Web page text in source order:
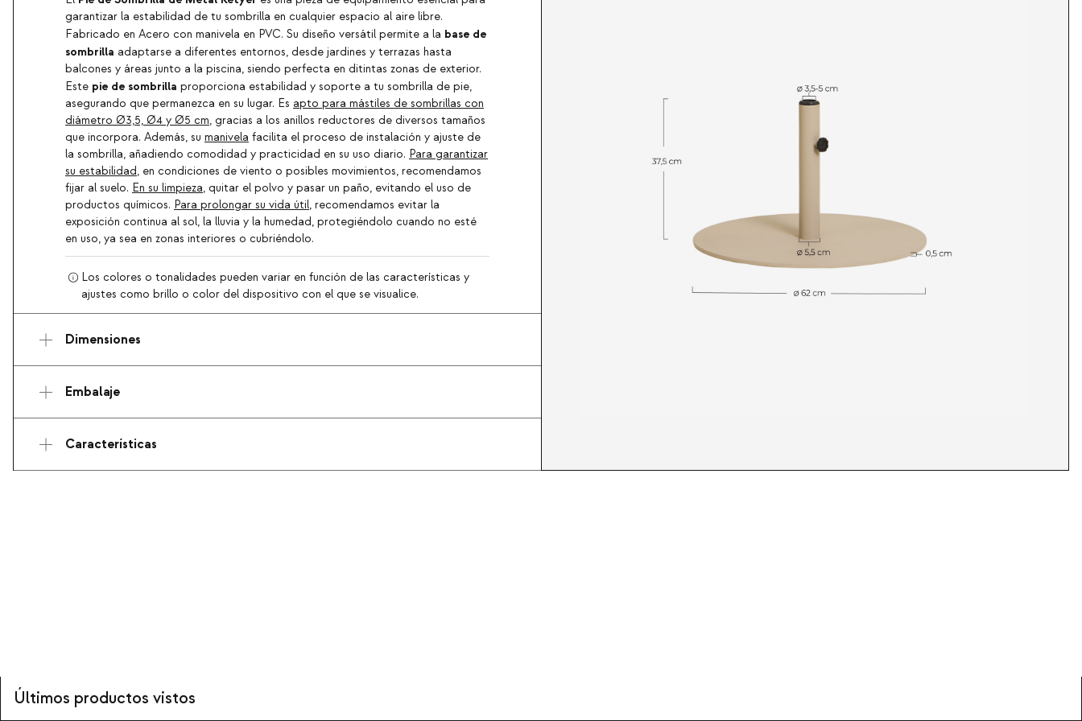
garantizar la estabilidad de tu sombrilla en cualquier espacio al aire libre.
Fabricado en Acero con manivela en PVC. Su diseño versátil permite a la base de
sombrilla adaptarse a diferentes entornos, desde jardines y terrazas hasta
balcones y áreas junto a la piscina, siendo perfecta en ditintas zonas de exterior.
Este pie de sombrilla proporciona estabilidad y soporte a tu sombrilla de pie,
asegurando que permanezca en su lugar. Es apto para mástiles de sombrillas con
diámetro Ø3,5, Ø4 y Ø5 cm, gracias a los anillos reductores de diversos tamaños
que incorpora. Además, su manivela facilita el proceso de instalación y ajuste de
la sombrilla, añadiendo comodidad y practicidad en su uso diario. Para garantizar
su estabilidad, en condiciones de viento o posibles movimientos, recomendamos
fijar al suelo. En su limpieza, quitar el polvo y pasar un paño, evitando el uso de
productos químicos. Para prolongar su vida útil, recomendamos evitar la
exposición continua al sol, la lluvia y la humedad, protegiéndolo cuando no esté
en uso, ya sea en zonas interiores o cubriéndolo.
Los colores o tonalidades pueden variar en función de las características y
ajustes como brillo o color del dispositivo con el que se visualice.
Dimensiones
Embalaje
Características
Últimos productos vistos